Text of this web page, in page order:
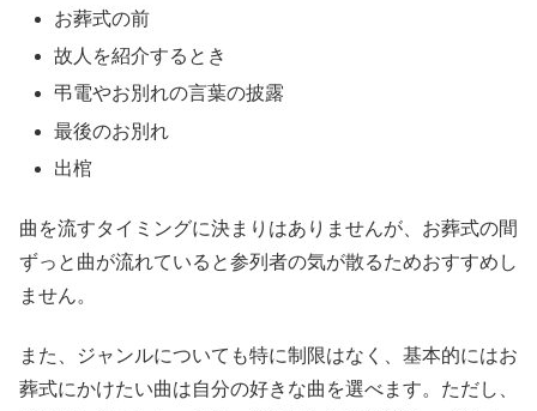
お葬式の前
故人を紹介するとき
弔電やお別れの言葉の披露
最後のお別れ
出棺
曲を流すタイミングに決まりはありませんが、お葬式の間
ずっと曲が流れていると参列者の気が散るためおすすめし
ません。
また、ジャンルについても特に制限はなく、基本的にはお
葬式にかけたい曲は自分の好きな曲を選べます。ただし、